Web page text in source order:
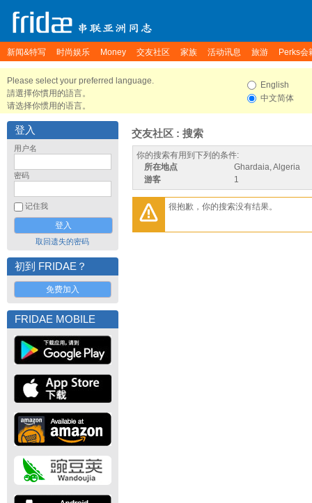
新闻&特写 时尚娱乐 Money 交友社区 家族 活动讯息 旅游 Perks会
Please select your preferred language.
請選擇你慣用的語言。
请选择你惯用的语言。
English
中文简体
登入
用户名
密码
记住我
取回遗失的密码
初到 FRIDAE？
免费加入
FRIDAE MOBILE
交友社区 : 搜索
你的搜索有用到下列的条件:
所在地点
Ghardaia, Algeria
游客
1
很抱歉，你的搜索没有结果。